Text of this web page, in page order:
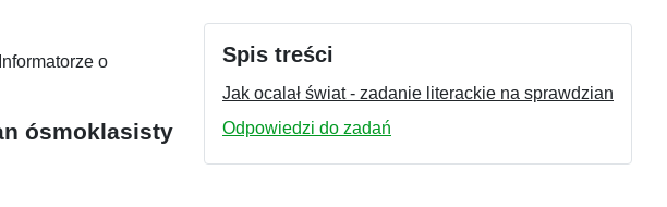
Spis treści
Jak ocalał świat - zadanie literackie na sprawdzian
Odpowiedzi do zadań
o
ósmoklasisty